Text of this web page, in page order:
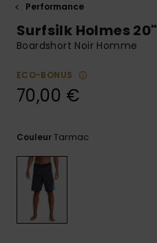
plus rapide
à votre
Performance
Surfsilk Holmes 20"
Boardshort Noir Homme
ECO-BONUS
70,00 €
CouleurTarmac